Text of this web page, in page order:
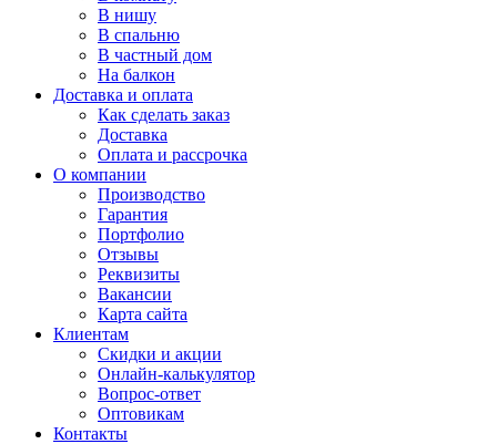
В нишу
В спальню
В частный дом
На балкон
Доставка и оплата
Как сделать заказ
Доставка
Оплата и рассрочка
О компании
Производство
Гарантия
Портфолио
Отзывы
Реквизиты
Вакансии
Карта сайта
Клиентам
Скидки и акции
Онлайн-калькулятор
Вопрос-ответ
Оптовикам
Контакты